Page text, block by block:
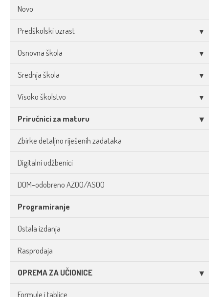
Novo
Predškolski uzrast
Osnovna škola
Srednja škola
Visoko školstvo
Priručnici za maturu
Zbirke detaljno riješenih zadataka
Digitalni udžbenici
DOM-odobreno AZOO/ASOO
Programiranje
Ostala izdanja
Rasprodaja
OPREMA ZA UČIONICE
Formule i tablice